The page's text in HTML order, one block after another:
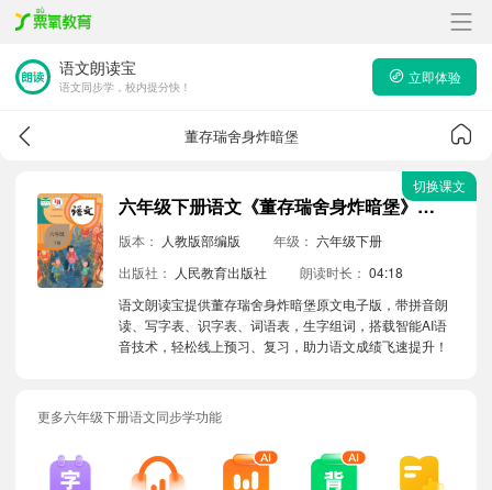
语文朗读宝
语文同步学，校内提分快！
立即体验
董存瑞舍身炸暗堡
六年级下册语文《董存瑞舍身炸暗堡》原文电子版带拼音朗读音频
版本： 人教版部编版 年级： 六年级下册
出版社：
人民教育出版社 朗读时长： 04:18
语文朗读宝提供董存瑞舍身炸暗堡原文电子版，带拼音朗
读、写字表、识字表、词语表，生字组词，搭载智能AI语
音技术，轻松线上预习、复习，助力语文成绩飞速提升！
切换课文
更多六年级下册语文同步学功能